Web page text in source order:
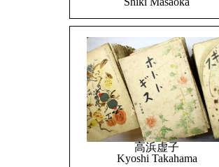
高浜虚子
Kyoshi Takahama